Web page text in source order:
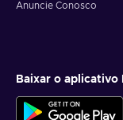
Anuncie Conosco
Baixar o aplicativo